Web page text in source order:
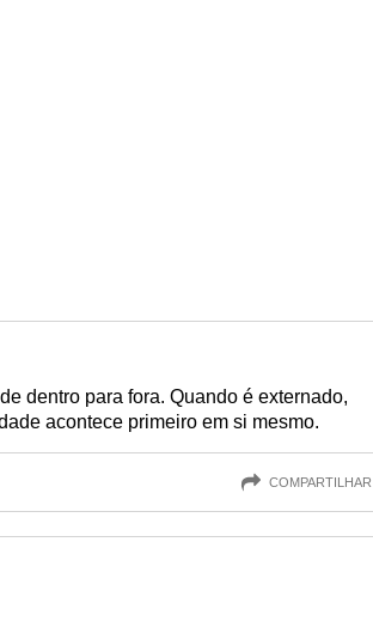
dentro para fora. Quando é externado,
acontece primeiro em si mesmo.
COMPARTILHAR